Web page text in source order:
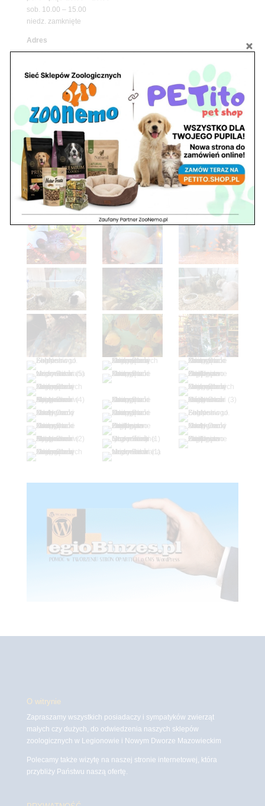
sob. 10.00 – 15.00
niedz. zamknięte
Adres
ul. Leśna 2
tel. 503 900 215
Godziny pracy
pon. – piąt. 10.00 – 19.00
sob. 8.00 – 15.00
niedz. zamknięte
O witrynie
Zapraszamy wszystkich posiadaczy i sympatyków zwierząt
małych czy dużych, do odwiedzenia naszych sklepów
zoologicznych w Legionowie i Nowym Dworze Mazowieckim
Polecamy także wizytę na naszej stronie internetowej, która
przybliży Państwu naszą ofertę.